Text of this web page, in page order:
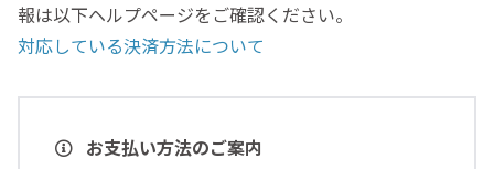
報は以下ヘルプページをご確認ください。
対応している決済方法について
お支払い方法のご案内